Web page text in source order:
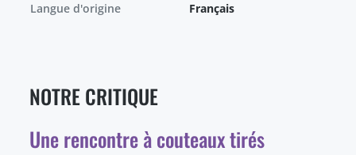
Langue d'origine
Français
NOTRE CRITIQUE
Une rencontre à couteaux tirés